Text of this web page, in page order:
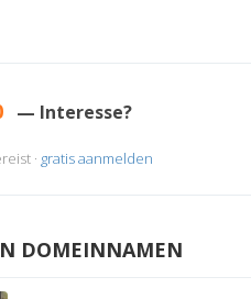
— Interesse?
· gratis aanmelden
DOMEINNAMEN